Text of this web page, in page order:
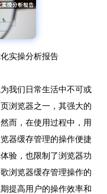
实操分析报告
我们日常生活中不可或
浏览器之一，其强大的
而，在使用过程中，用
器缓存管理的操作便捷
验，也限制了浏览器功
浏览器缓存管理操作的
提高用户的操作效率和